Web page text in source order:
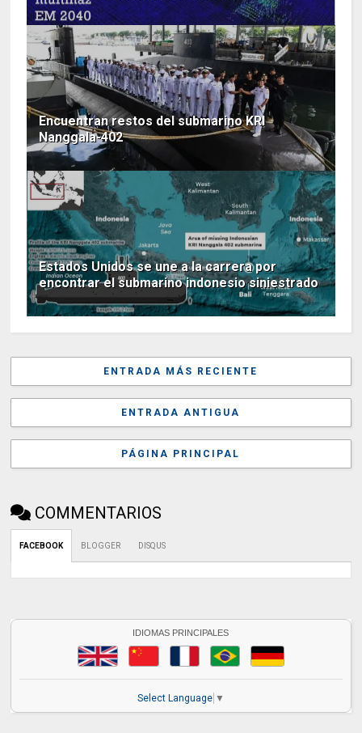
Encuentran restos del submarino KRI
Nanggala-402
Estados Unidos se une a la carrera por
encontrar el submarino indonesio siniestrado
ENTRADA MÁS RECIENTE
ENTRADA ANTIGUA
PÁGINA PRINCIPAL
COMMENTARIOS
FACEBOOK BLOGGER DISQUS
IDIOMAS PRINCIPALES
Select Language ▼